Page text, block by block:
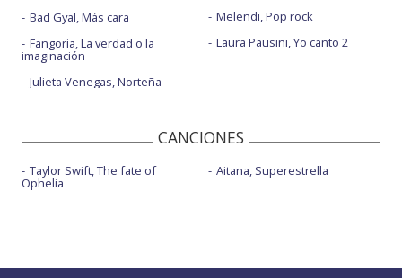
Bad Gyal, Más cara
Fangoria, La verdad o la
imaginación
Julieta Venegas, Norteña
Melendi, Pop rock
Laura Pausini, Yo canto 2
CANCIONES
Taylor Swift, The fate of
Ophelia
Aitana, Superestrella